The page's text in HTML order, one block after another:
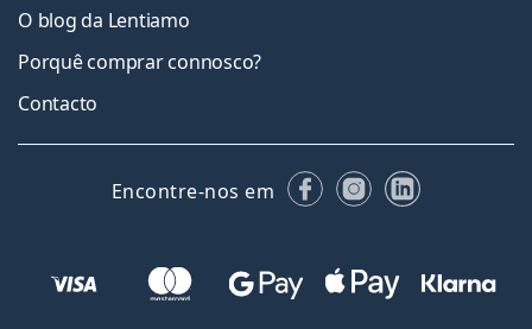
O blog da Lentiamo
Porquê comprar connosco?
Contacto
Encontre-nos em FacebookInstagram
LinkedIn